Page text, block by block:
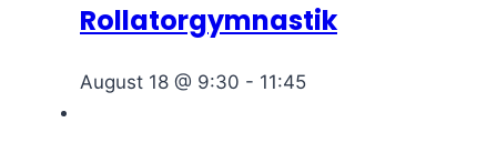
Rollatorgymnastik
August 18 @ 9:30 - 11:45